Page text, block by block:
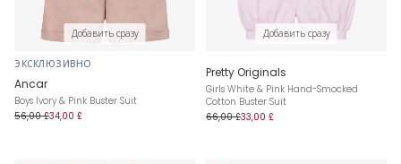
Добавить сразу
ЭКСКЛЮЗИВНО
Ancar
Boys Ivory & Pink Buster Suit
56,00 £34,00 £
Добавить сразу
Pretty Originals
Girls White & Pink Hand-Smocked
Cotton Buster Suit
66,00 £33,00 £